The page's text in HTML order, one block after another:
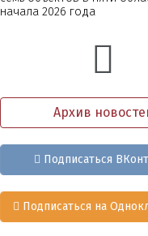
начала 2026 года
Архив
Подписаться
Подписаться на